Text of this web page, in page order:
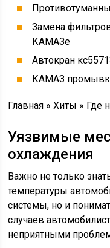
Замена
КАМАЗе
Автокран
КАМАЗ
Главная » Хиты » Где
Уязвимые
охлаждения
Важно не только
температуры
системы, но и
случаев
неприятными